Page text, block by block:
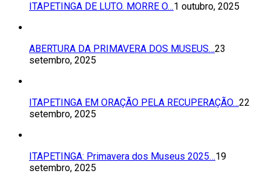
ITAPETINGA DE LUTO. MORRE O…1 outubro, 2025
ABERTURA DA PRIMAVERA DOS MUSEUS…23
setembro, 2025
ITAPETINGA EM ORAÇÃO PELA RECUPERAÇÃO…22
setembro, 2025
ITAPETINGA: Primavera dos Museus 2025…19
setembro, 2025